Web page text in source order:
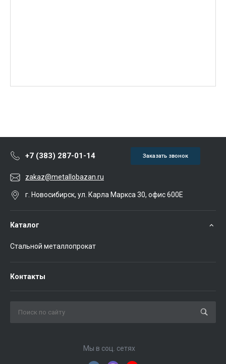
+7 (383) 287-01-14 Заказать звонок
zakaz@metallobazan.ru
г. Новосибирск, ул. Карла Маркса 30, офис 600Е
Каталог
Стальной металлопрокат
Контакты
Мы в соц. сетях